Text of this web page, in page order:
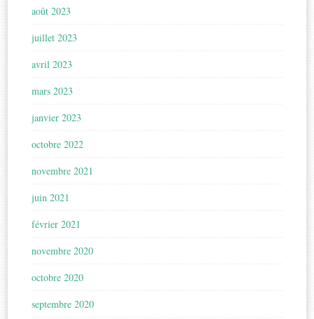
août 2023
juillet 2023
avril 2023
mars 2023
janvier 2023
octobre 2022
novembre 2021
juin 2021
février 2021
novembre 2020
octobre 2020
septembre 2020